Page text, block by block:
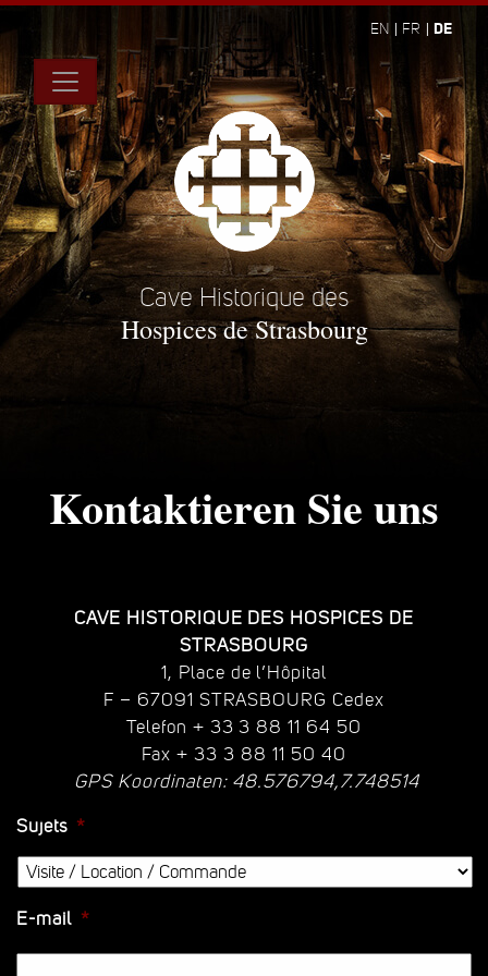
EN FR DE
Cave Historique des
Hospices de Strasbourg
Kontaktieren Sie uns
CAVE HISTORIQUE DES HOSPICES DE
STRASBOURG
1, Place de l’Hôpital
F – 67091 STRASBOURG Cedex
Telefon + 33 3 88 11 64 50
Fax + 33 3 88 11 50 40
GPS Koordinaten: 48.576794,7.748514
Sujets *
E-mail *